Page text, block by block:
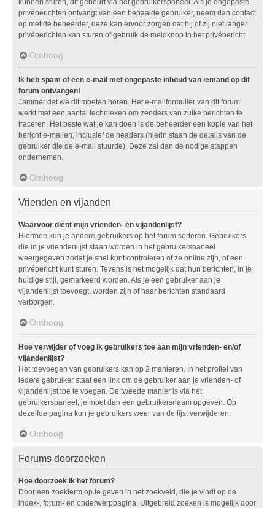
privéberichten ontvangt van een bepaalde gebruiker, neem dan contact
op met de beheerder, deze kan ervoor zorgen dat hij of zij niet langer
privéberichten kan sturen of gebruik de meldknop in het privébericht.
Omhoog
Ik heb spam of een e-mail met ongepaste inhoud van iemand op dit
forum ontvangen!
Jammer dat we dit moeten horen. Het e-mailformulier van dit forum
werkt met een aantal technieken om zenders van zulke berichten te
traceren. Het beste wat je kan doen is de beheerder een kopie van het
bericht e-mailen, inclusief de headers (hierin staan de details van de
gebruiker die de e-mail stuurde). Deze zal dan de nodige stappen
ondernemen.
Omhoog
Vrienden en vijanden
Waarvoor dient mijn vrienden- en vijandenlijst?
Hiermee kun je andere gebruikers op het forum sorteren. Gebruikers
die in je vriendenlijst staan worden in het gebruikerspaneel
weergegeven zodat je snel kunt controleren of ze online zijn, of een
privébericht kunt sturen. Tevens is het mogelijk dat hun berichten, in je
huidige stijl, gemarkeerd worden. Als je een gebruiker aan je
vijandenlijst toevoegt, worden zijn of haar berichten standaard
verborgen.
Omhoog
Hoe verwijder of voeg ik gebruikers toe aan mijn vrienden- en/of
vijandenlijst?
Het toevoegen van gebruikers kan op 2 manieren. In het profiel van
iedere gebruiker staat een link om de gebruiker aan je vrienden- of
vijandenlijst toe te voegen. De tweede manier is via het
gebruikerspaneel, je moet dan een gebruikersnaam opgeven. Op
dezelfde pagina kun je gebruikers weer van de lijst verwijderen.
Omhoog
Forums doorzoeken
Hoe doorzoek ik het forum?
Door een zoekterm op te geven in het zoekveld, die je vindt op de
index-, forum- en onderwerppagina. Uitgebreid zoeken is mogelijk door